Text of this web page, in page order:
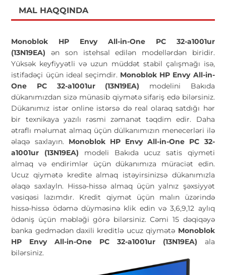
MAL HAQQINDA
Monoblok HP Envy All-in-One PC 32-a1001ur
(13N19EA)ən son istehsal edilən modellərdən biridir.
Yüksək keyfiyyətli və uzun müddət stabil çalışmağı isə,
istifadəçi üçün ideal seçimdir. Monoblok HP Envy All-in-
One PC 32-a1001ur (13N19EA) modelini Bakıda
dükanımızdan sizə münasib qiymətə sifariş edə bilərsiniz.
Dükanımız istər online istərsə də real olaraq satdığı hər
bir texnikaya yazılı rəsmi zəmanət təqdim edir. Daha
ətraflı məlumat almaq üçün dülkanımızın menecerləri ilə
əlaqə saxlayın. Monoblok HP Envy All-in-One PC 32-
a1001ur (13N19EA) modeli Bakıda ucuz satis qiymeti
almaq və endirimlər üçün dükanımıza müraciət edin.
Ucuz qiymətə kredite almaq istəyirsinizsə dükanımızla
əlaqə saxlayln. Hissə-hissə almaq üçün yalnız şəxsiyyət
vəsiqəsi lazımdır. Kredit qiymət üçün malın üzərində
hissə-hissə ödəmə düyməsinə klik edin və 3,6,9,12 aylıq
ödəniş üçün məbləği görə bilərsiniz. Cəmi 15 dəqiqəyə
banka gedmədən daxili kreditlə ucuz qiymətə Monoblok
HP Envy All-in-One PC 32-a1001ur (13N19EA) ala
bilərsiniz.